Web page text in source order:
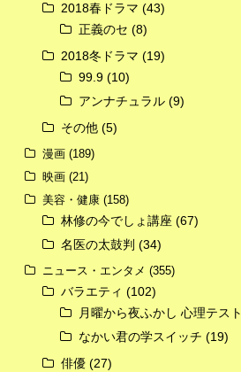
2018春ドラマ (43)
正義のセ (8)
2018冬ドラマ (19)
99.9 (10)
アンナチュラル (9)
その他 (5)
漫画 (189)
映画 (21)
美容・健康 (158)
林修の今でしょ講座 (67)
名医の太鼓判 (34)
ニュース・エンタメ (355)
バラエティ (102)
月曜から夜ふかし 心理テスト
なかい君の学スイッチ (19)
俳優 (27)